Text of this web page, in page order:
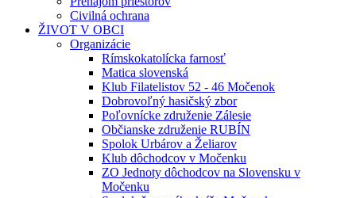
Civilná ochrana
ŽIVOT V OBCI
Organizácie
Rímskokatolícka farnosť
Matica slovenská
Klub Filatelistov 52 - 46 Močenok
Dobrovoľný hasičský zbor
Poľovnícke združenie Zálesie
Občianske združenie RUBÍN
Spolok Urbárov a Želiarov
Klub dôchodcov v Močenku
ZO Jednoty dôchodcov na Slovensku v
Močenku